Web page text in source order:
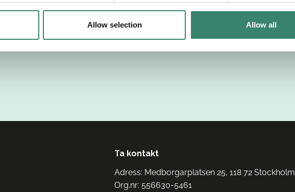
Allow selection Allow all
Ta kontakt
Adress: Medborgarplatsen 25, 118 72 Stockholm
Org.nr: 556630-5461